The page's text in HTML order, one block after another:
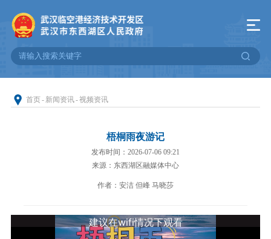
首页- 新闻资讯-视频资讯
梧桐雨夜游记
发布时间：2026-07-06 09:21
来源：东西湖区融媒体中心
作者：安洁 但峰 马晓莎